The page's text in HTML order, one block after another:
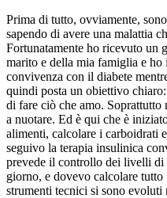
Prima di tutto, ovviamente,
sapendo di avere una malattia
Fortunatamente ho ricevuto un
marito e della mia famiglia e
convivenza con il diabete
quindi posta un obiettivo
di fare ciò che amo.
a nuotare. Ed è qui che è
alimenti, calcolare i carboidrati
seguivo la terapia insulinica
prevede il controllo dei livelli di
giorno, e dovevo calcolare
strumenti tecnici si sono evoluti